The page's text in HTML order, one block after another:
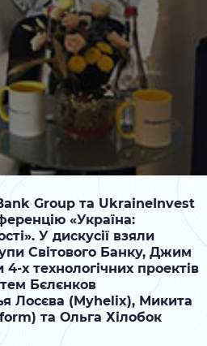
Group та UkraineInvest
«Україна:
У дискусії взяли
Світового Банку, Джим
х технологічних проектів
Бєлєнков
Лосєва (Myhelix), Микита
та Ольга Хілобок